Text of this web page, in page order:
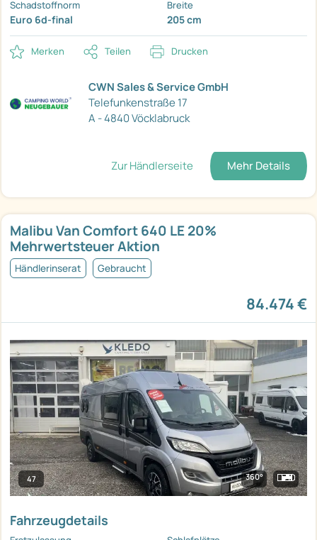
Schadstoffnorm
Euro 6d-final
Breite
205 cm
Merken Teilen Drucken
CWN Sales & Service GmbH
Telefunkenstraße 17
A - 4840 Vöcklabruck
Zur Händlerseite Mehr Details
Malibu Van Comfort 640 LE 20%
Mehrwertsteuer Aktion
Händlerinserat Gebraucht
84.474 €
47 360°
Fahrzeugdetails